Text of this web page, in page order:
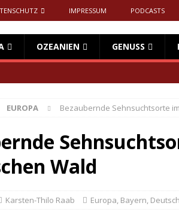
IMPRESSUM PODCASTS
OZEANIEN GENUSS
EUROPA Bezaubernde Sehnsuchtsorte
Wald
Karsten-Thilo Raab Europa, Bayern,